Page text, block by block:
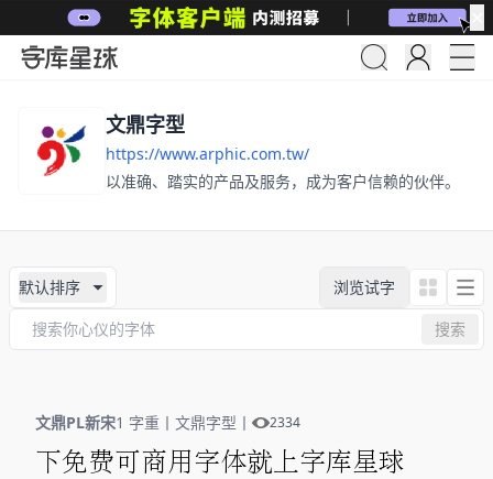
文鼎字型
https://www.arphic.com.tw/
以准确、踏实的产品及服务，成为客户信赖的伙伴。
默认排序
浏览试字
搜索
文鼎PL新宋1 字重 丨 文鼎字型 丨 2334
下免费可商用字体就上字库星球